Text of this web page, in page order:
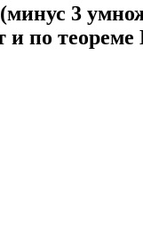
(минус 3
и по